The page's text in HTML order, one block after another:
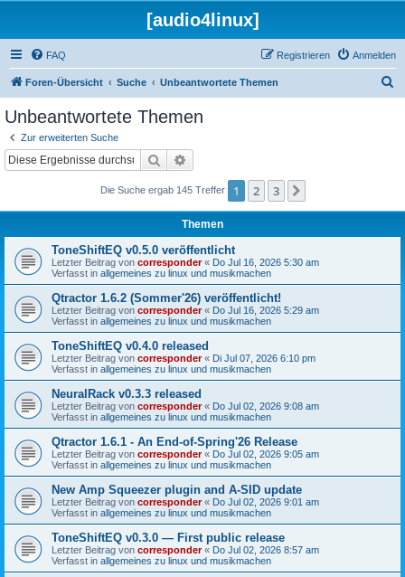
[audio4linux]
FAQ Anmelden
Registrieren
Foren-Übersicht Suche Unbeantwortete Themen
Unbeantwortete Themen
Zur erweiterten Suche
Suche
Die Suche ergab 145 Treffer 1 2 3
Themen
ToneShiftEQ v0.5.0 veröffentlicht
Letzter Beitrag von corresponder« Do Jul 16, 2026 5:30 am
Verfasst in allgemeines zu linux und musikmachen
Qtractor 1.6.2 (Sommer'26) veröffentlicht!
Letzter Beitrag von corresponder« Do Jul 16, 2026 5:29 am
Verfasst in allgemeines zu linux und musikmachen
ToneShiftEQ v0.4.0 released
Letzter Beitrag von corresponder« Di Jul 07, 2026 6:10 pm
Verfasst in allgemeines zu linux und musikmachen
NeuralRack v0.3.3 released
Letzter Beitrag von corresponder« Do Jul 02, 2026 9:08 am
Verfasst in allgemeines zu linux und musikmachen
Qtractor 1.6.1 - An End-of-Spring'26 Release
Letzter Beitrag von corresponder« Do Jul 02, 2026 9:05 am
Verfasst in allgemeines zu linux und musikmachen
New Amp Squeezer plugin and A-SID update
Letzter Beitrag von corresponder« Do Jul 02, 2026 9:01 am
Verfasst in allgemeines zu linux und musikmachen
ToneShiftEQ v0.3.0 — First public release
Letzter Beitrag von corresponder« Do Jul 02, 2026 8:57 am
Verfasst in allgemeines zu linux und musikmachen